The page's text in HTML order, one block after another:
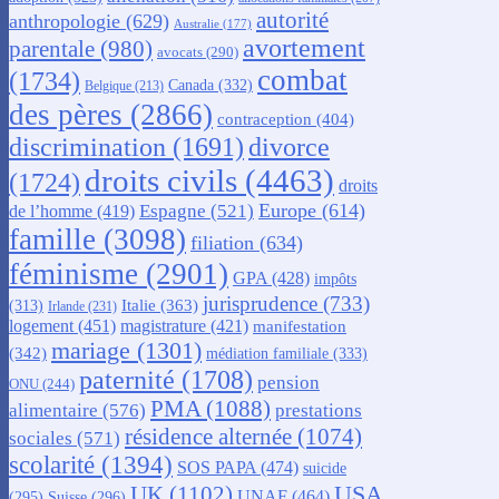
anthropologie (629) Australie (177) autorité
parentale (980) avocats (290) avortement
(1734) Belgique (213) Canada (332) combat
des pères (2866) contraception (404)
discrimination (1691) divorce
(1724) droits civils (4463) droits
de l’homme (419) Espagne (521) Europe (614)
famille (3098) filiation (634)
féminisme (2901) GPA (428) impôts
(313) Irlande (231) Italie (363) jurisprudence (733)
logement (451) magistrature (421) manifestation
(342) mariage (1301) médiation familiale (333)
ONU (244) paternité (1708) pension
alimentaire (576) PMA (1088) prestations
sociales (571) résidence alternée (1074)
scolarité (1394) SOS PAPA (474) suicide